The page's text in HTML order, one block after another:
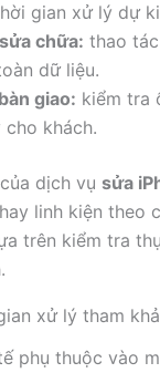
gian xử lý dự
chữa: thao
dữ liệu.
giao: kiểm tra
khách.
dịch vụ sửa
linh kiện theo
trên kiểm tra
xử lý tham
phụ thuộc vào